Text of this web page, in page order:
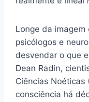
Longe da
psicólogos e
desvendar o que
Dean Radin,
Ciências Noéticas
consciência há